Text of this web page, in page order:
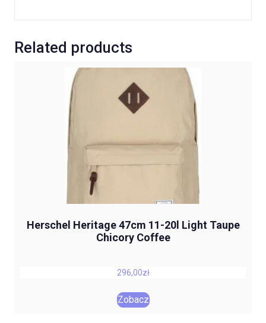
Related products
Herschel Heritage 47cm 11-20l Light Taupe
Chicory Coffee
296,00zł
Zobacz